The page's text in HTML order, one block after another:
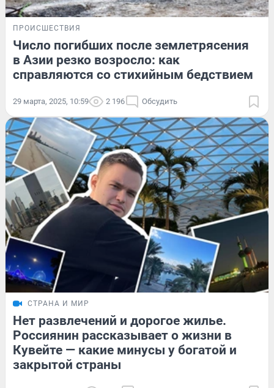
ПРОИСШЕСТВИЯ
Число погибших после землетрясения
в Азии резко возросло: как
справляются со стихийным бедствием
29 марта, 2025, 10:59 2 196 Обсудить
СТРАНА И МИР
Нет развлечений и дорогое жилье.
Россиянин рассказывает о жизни в
Кувейте — какие минусы у богатой и
закрытой страны